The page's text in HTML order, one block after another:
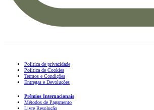
Política de privacidade
Política de Cookies
Termos e Condições
Entregas e Devoluções
Prémios Internacionais
Métodos de Pagamento
Livre Resolução